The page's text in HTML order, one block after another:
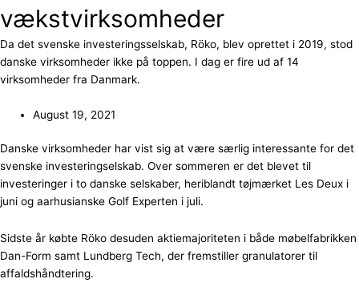
vækstvirksomheder
Da det svenske investeringsselskab, Röko, blev oprettet i 2019, stod
danske virksomheder ikke på toppen. I dag er fire ud af 14
virksomheder fra Danmark.
August 19, 2021
Danske virksomheder har vist sig at være særlig interessante for det
svenske investeringselskab. Over sommeren er det blevet til
investeringer i to danske selskaber, heriblandt tøjmærket Les Deux i
juni og aarhusianske Golf Experten i juli.
Sidste år købte Röko desuden aktiemajoriteten i både møbelfabrikken
Dan-Form samt Lundberg Tech, der fremstiller granulatorer til
affaldshåndtering.